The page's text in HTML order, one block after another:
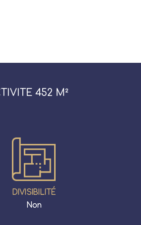
452 M²
DIVISIBILITÉ
Non